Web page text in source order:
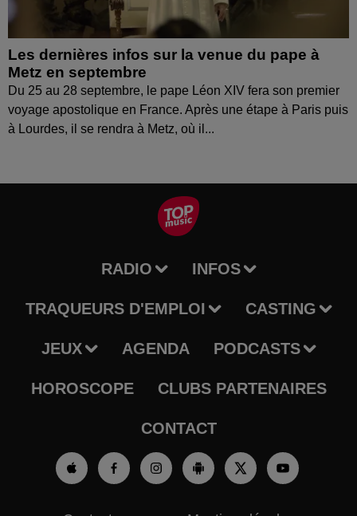
Les dernières infos sur la venue du pape à
Metz en septembre
Du 25 au 28 septembre, le pape Léon XIV fera son premier
voyage apostolique en France. Après une étape à Paris puis
à Lourdes, il se rendra à Metz, où il...
RADIO INFOS
TRAQUEURS D'EMPLOI CASTING
JEUX AGENDA PODCASTS
HOROSCOPE CLUBS PARTENAIRES
CONTACT